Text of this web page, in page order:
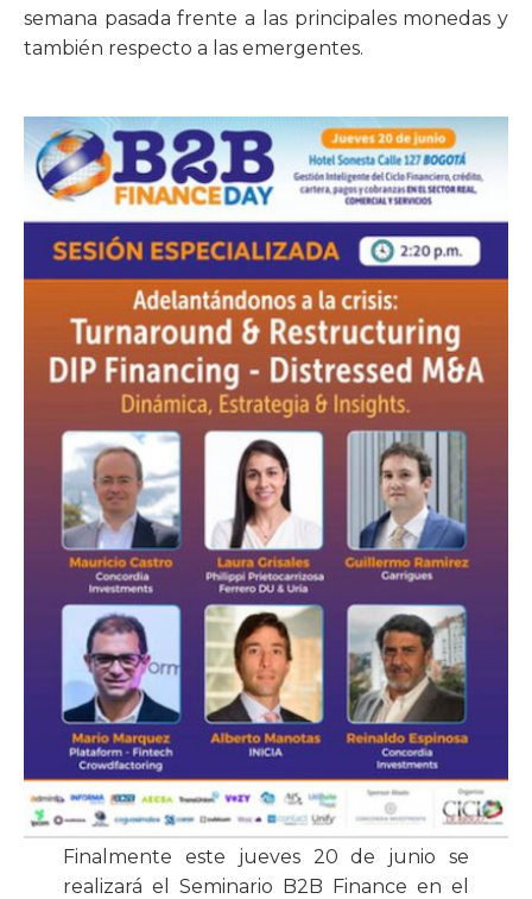
semana pasada frente a las principales monedas y
también respecto a las emergentes.
Finalmente este jueves 20 de junio se
realizará el Seminario B2B Finance en el